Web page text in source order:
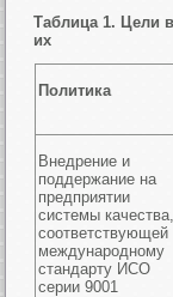
Таблица 1. Цели
их
Политика
Внедрение и
поддержание на
предприятии
системы качества,
соответствующей
международному
стандарту ИСО
серии 9001